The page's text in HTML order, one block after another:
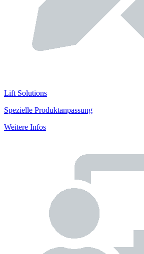
Lift Solutions
Spezielle Produktanpassung
Weitere Infos